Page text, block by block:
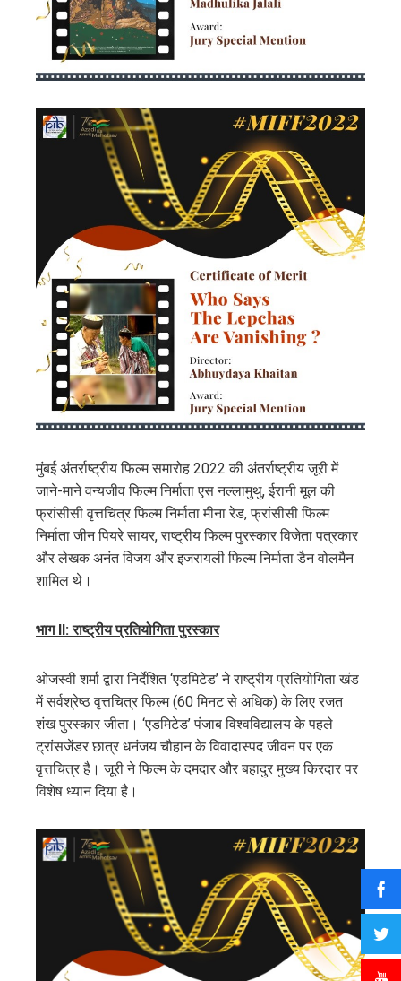
मुंबई अंतर्राष्ट्रीय फिल्म समारोह 2022 की अंतर्राष्ट्रीय जूरी में
जाने-माने वन्यजीव फिल्म निर्माता एस नल्लामुथु, ईरानी मूल की
फ्रांसीसी वृत्तचित्र फिल्म निर्माता मीना रेड, फ्रांसीसी फिल्म
निर्माता जीन पियरे सायर, राष्ट्रीय फिल्म पुरस्कार विजेता पत्रकार
और लेखक अनंत विजय और इजरायली फिल्म निर्माता डैन वोलमैन
शामिल थे।
भाग II: राष्ट्रीय प्रतियोगिता पुरस्कार
ओजस्वी शर्मा द्वारा निर्देशित ‘एडमिटेड’ ने राष्ट्रीय प्रतियोगिता खंड
में सर्वश्रेष्ठ वृत्तचित्र फिल्म (60 मिनट से अधिक) के लिए रजत
शंख पुरस्कार जीता। ‘एडमिटेड’ पंजाब विश्वविद्यालय के पहले
ट्रांसजेंडर छात्र धनंजय चौहान के विवादास्पद जीवन पर एक
वृत्तचित्र है। जूरी ने फिल्म के दमदार और बहादुर मुख्य किरदार पर
विशेष ध्यान दिया है।